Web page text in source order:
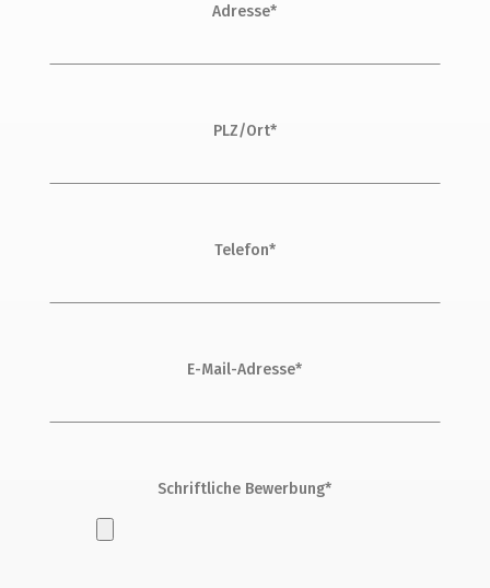
Adresse*
PLZ/Ort*
Telefon*
E-Mail-Adresse*
Schriftliche Bewerbung*